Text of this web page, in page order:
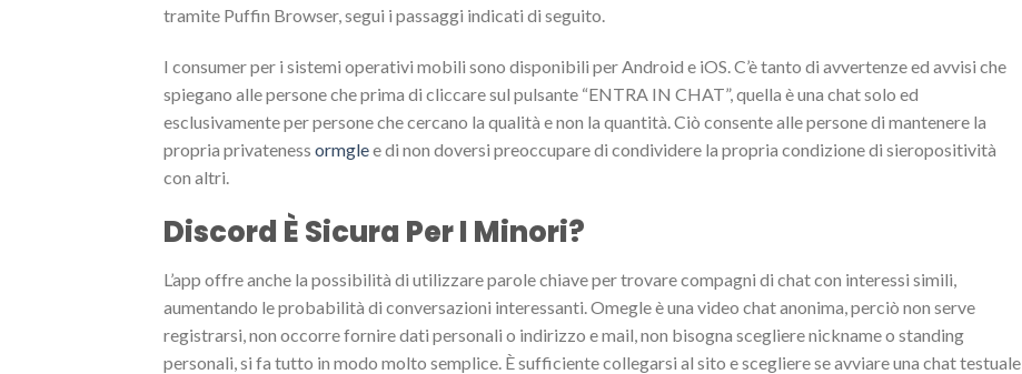
tramite Puffin Browser, segui i passaggi indicati di seguito.
I consumer per i sistemi operativi mobili sono disponibili per Android e iOS. C’è tanto di avvertenze ed avvisi che
spiegano alle persone che prima di cliccare sul pulsante “ENTRA IN CHAT”, quella è una chat solo ed
esclusivamente per persone che cercano la qualità e non la quantità. Ciò consente alle persone di mantenere la
propria privateness ormglee di non doversi preoccupare di condividere la propria condizione di sieropositività
con altri.
Discord È Sicura Per I Minori?
L’app offre anche la possibilità di utilizzare parole chiave per trovare compagni di chat con interessi simili,
aumentando le probabilità di conversazioni interessanti. Omegle è una video chat anonima, perciò non serve
registrarsi, non occorre fornire dati personali o indirizzo e mail, non bisogna scegliere nickname o standing
personali, si fa tutto in modo molto semplice. È sufficiente collegarsi al sito e scegliere se avviare una chat testuale